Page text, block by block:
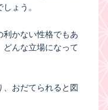
ょう。
利かない性格でもあ
どんな立場になって
おだてられると図